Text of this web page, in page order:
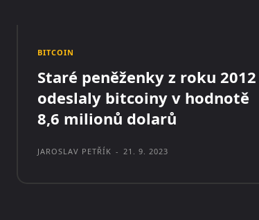
BITCOIN
Staré peněženky z roku 2012
odeslaly bitcoiny v hodnotě
8,6 milionů dolarů
JAROSLAV PETŘÍK - 21. 9. 2023